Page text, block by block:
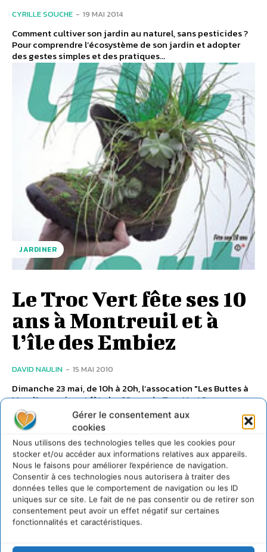
Gérer le consentement aux
cookies
Nous utilisons des technologies telles que les cookies pour
stocker et/ou accéder aux informations relatives aux appareils.
Nous le faisons pour améliorer l’expérience de navigation.
Consentir à ces technologies nous autorisera à traiter des
données telles que le comportement de navigation ou les ID
uniques sur ce site. Le fait de ne pas consentir ou de retirer son
consentement peut avoir un effet négatif sur certaines
fonctionnalités et caractéristiques.
CYRILLE SOUCHE - 19 MAI 2014
Comment cultiver son jardin au naturel, sans pesticides ?
Pour comprendre l’écosystème de son jardin et adopter
des gestes simples et des pratiques...
JARDINER
Le Troc Vert fête ses 10
ans à Montreuil et à
l’île des Embiez
DAVID NAULIN - 15 MAI 2010
Dimanche 23 mai, de 10h à 20h, l’assocation "Les Buttes à
Morel" organise et fête les 10 ans du Troc Vert© rue
Mainguet à...